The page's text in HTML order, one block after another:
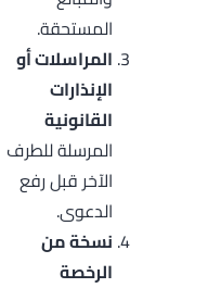
المستحقة.
المراسلات أو
الإنذارات
القانونية
المرسلة للطرف
الآخر قبل رفع
الدعوى.
نسخة من
الرخصة